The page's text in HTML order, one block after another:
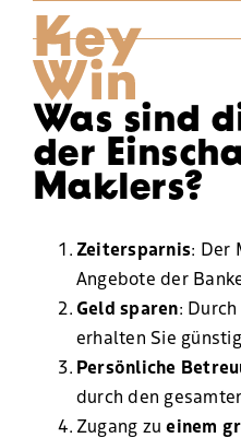
content
Willkommen
Wer bin ich ?
Meine Lösung
Kontaktieren Sie mich
Marque Alsace
Was sind
der
Maklers?
Zeitersparnis: Der
Angebote der
Geld sparen:
erhalten Sie
Persönliche
durch den
Zugang zueinem